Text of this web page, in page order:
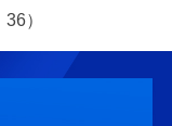
36）